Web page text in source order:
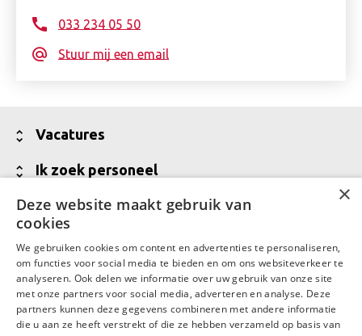
033 234 05 50
Stuur mij een email
Vacatures
Toon
Alle vacatures
Ik zoek personeel
Toon
Jouw partner voor werving van talent
Meld een vacature aan
Vraag een offerte aan
Talent in backoffice en financiële administratie
Over Daaf
Toon
minder
Wij zijn Daaf
Waar Daaf voor staat
MVO
Werken bij Daaf
Contact
minder
Contactgegevens
Contactgegevens Daaf Amersfoort
LinkedInFacebook
×
Deze website maakt gebruik van
cookies
We gebruiken cookies om content en advertenties te personaliseren,
om functies voor social media te bieden en om ons websiteverkeer te
analyseren. Ook delen we informatie over uw gebruik van onze site
met onze partners voor social media, adverteren en analyse. Deze
partners kunnen deze gegevens combineren met andere informatie
die u aan ze heeft verstrekt of die ze hebben verzameld op basis van